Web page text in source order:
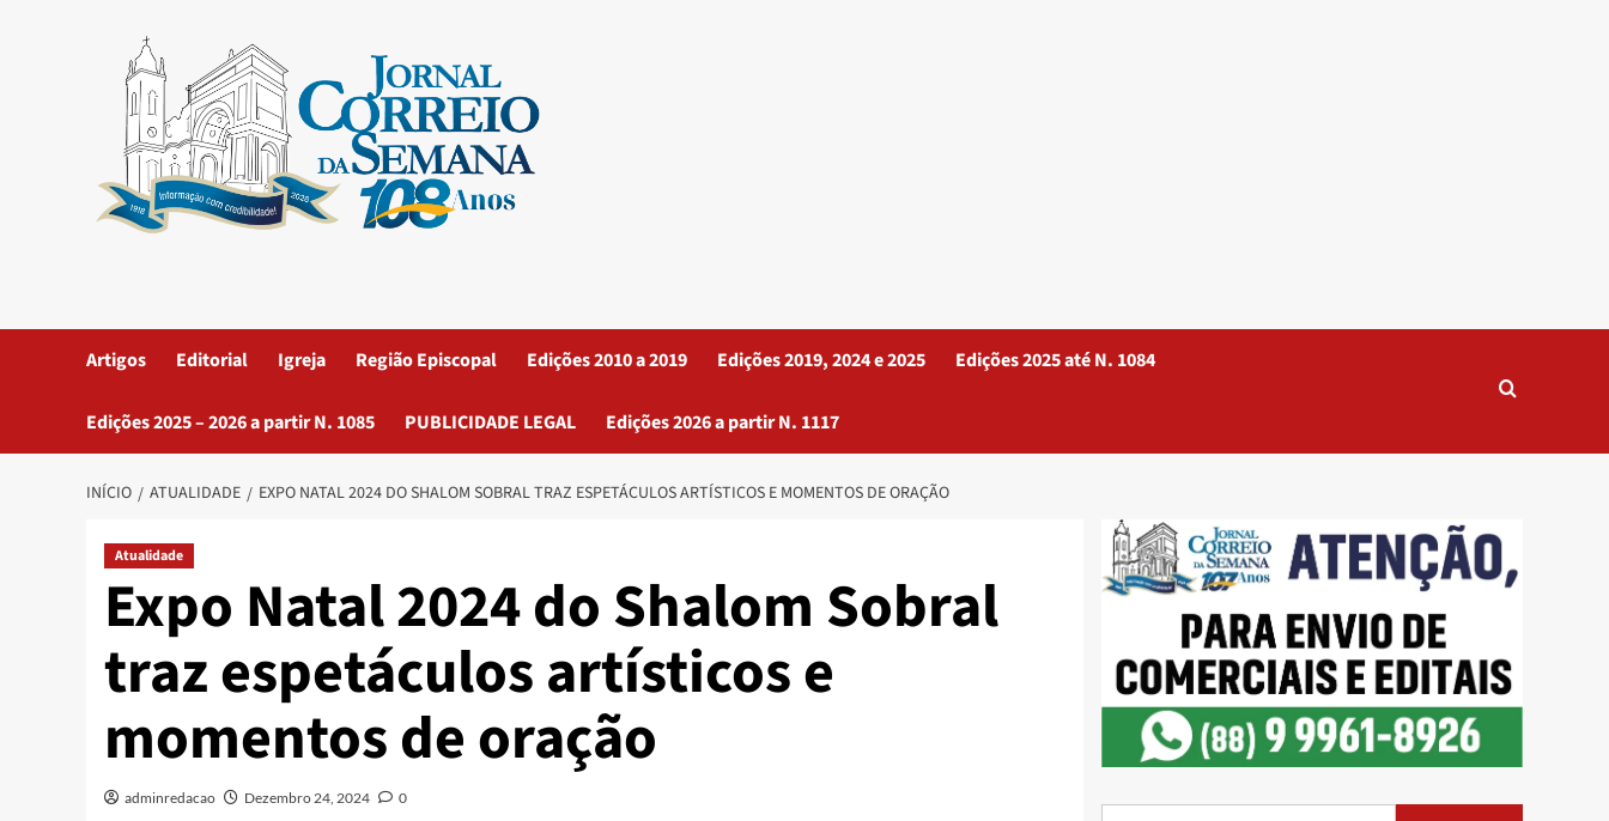
Artigos Editorial Igreja Região Episcopal Edições 2010 a 2019 Edições 2019, 2024 e 2025 Edições 2025 até N. 1084
Edições 2025 – 2026 a partir N. 1085 PUBLICIDADE LEGAL Edições 2026 a partir N. 1117
INÍCIO ATUALIDADE EXPO NATAL 2024 DO SHALOM SOBRAL TRAZ ESPETÁCULOS ARTÍSTICOS E MOMENTOS DE ORAÇÃO
Atualidade
Expo Natal 2024 do Shalom Sobral
traz espetáculos artísticos e
momentos de oração
adminredacao Dezembro 24, 2024 0